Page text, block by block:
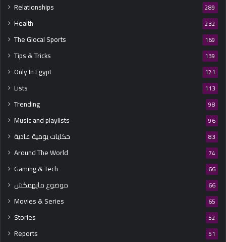
Relationships 289
Health 232
The Glocal Sports 169
Tips & Tricks 139
Only In Egypt 121
Lists 113
Trending 98
Music and playlists 96
حكايات يومية عادية 83
Around The World 74
Gaming & Tech 66
موضوع مايهمكش 66
Movies & Series 65
Stories 52
Reports 51